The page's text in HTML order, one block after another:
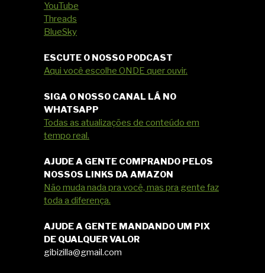
YouTube
Threads
BlueSky
ESCUTE O NOSSO PODCAST
Aqui você escolhe ONDE quer ouvir.
SIGA O NOSSO CANAL LÁ NO
WHATSAPP
Todas as atualizações de conteúdo em
tempo real.
AJUDE A GENTE COMPRANDO PELOS
NOSSOS LINKS DA AMAZON
Não muda nada pra você, mas pra gente faz
toda a diferença.
AJUDE A GENTE MANDANDO UM PIX
DE QUALQUER VALOR
gibizilla@gmail.com